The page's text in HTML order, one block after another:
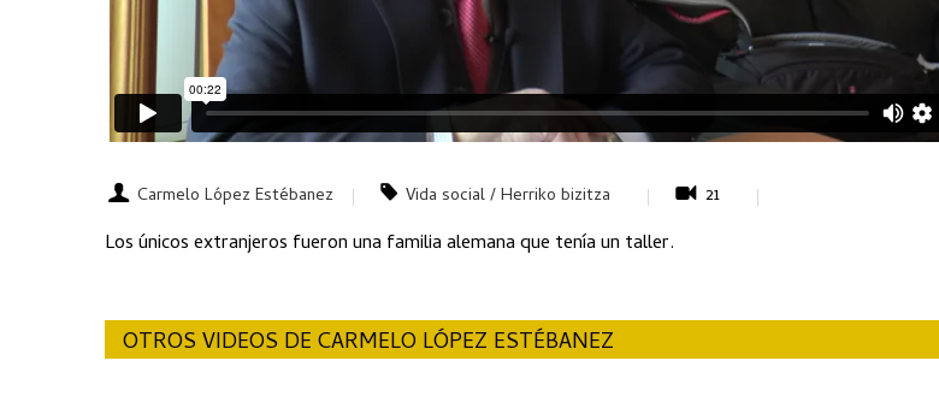
Carmelo López Estébanez Vida social / Herriko bizitza 21
Los únicos extranjeros fueron una familia alemana que tenía un taller.
OTROS VIDEOS DE CARMELO LÓPEZ ESTÉBANEZ